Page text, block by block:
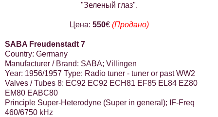
"Зеленый глаз".
Цена: 550€ (Продано)
SABA Freudenstadt 7
Country: Germany
Manufacturer / Brand: SABA; Villingen
Year: 1956/1957 Type: Radio tuner - tuner or past WW2
Valves / Tubes 8: EC92 EC92 ECH81 EF85 EL84 EZ80
EM80 EABC80
Principle Super-Heterodyne (Super in general); IF-Freq
460/6750 kHz